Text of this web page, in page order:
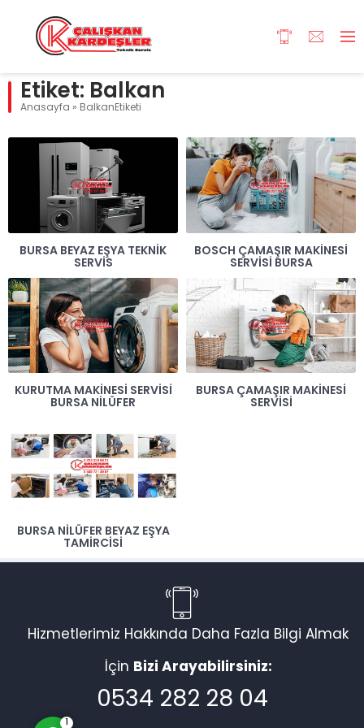
Etiket: Balkan
Anasayfa » BalkanEtiketi
BURSA BEYAZ EŞYA TEKNIK
SERVIS
BOSCH ÇAMAŞIR MAKINESI
SERVISI BURSA
KURUTMA MAKINESI SERVISI
BURSA NILÜFER
BURSA ÇAMAŞIR MAKINESI
SERVISI
BURSA NILÜFER BEYAZ EŞYA
TAMIRCISI
Hizmetlerimiz Hakkında Daha Fazla Bilgi Almak
İçin Bizi Arayabilirsiniz:
0534 282 28 04
Müşteri Temsilcisi
Cevap Yaz